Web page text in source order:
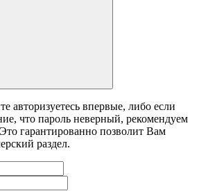
авторизуетесь впервые, либо если
что пароль неверный, рекомендуем
гарантированно позволит Вам
раздел.